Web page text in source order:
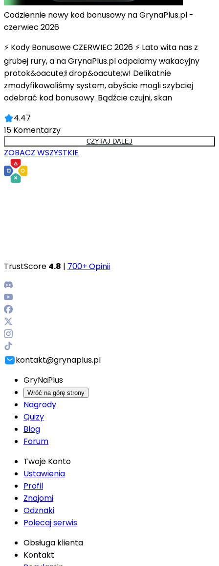
Codziennie nowy kod bonusowy na GrynaPlus.pl -
czerwiec 2026
⚡ Kody Bonusowe CZERWIEC 2026 ⚡ Lato wita nas z
grubej rury, a na GrynaPlus.pl odpalamy wakacyjny
protok&oacute;ł drop&oacute;w! Delikatnie
zmodyfikowaliśmy system, abyście mogli szybciej
odebrać kod bonusowy. Bądźcie czujni, skan
4.47
15 Komentarzy
CZYTAJ DALEJ
ZOBACZ WSZYSTKIE
TrustScore 4.8 | 700+ Opinii
kontakt@grynaplus.pl
GryNaPlus
Wróć na górę strony
Nagrody
Quizy
Blog
Forum
Twoje Konto
Ustawienia
Profil
Znajomi
Odznaki
Polecaj serwis
Obsługa klienta
Kontakt